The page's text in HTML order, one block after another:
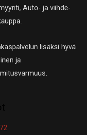
Auto- ja viihde-
lisäksi hyvä
ja